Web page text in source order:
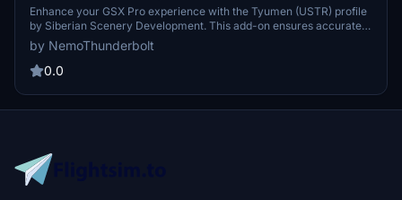
Scenery Development
Enhance your GSX Pro experience with the Tyumen (USTR) profile
by Siberian Scenery Development. This add-on ensures accurate
stand placements, ground vehicle positioning, marshaller locations,
custom pushback tracks, and a dedicated de-ice pad. Easily install
the profile to improve your virtual airport operations in Microsoft
by NemoThunderbolt
0.0